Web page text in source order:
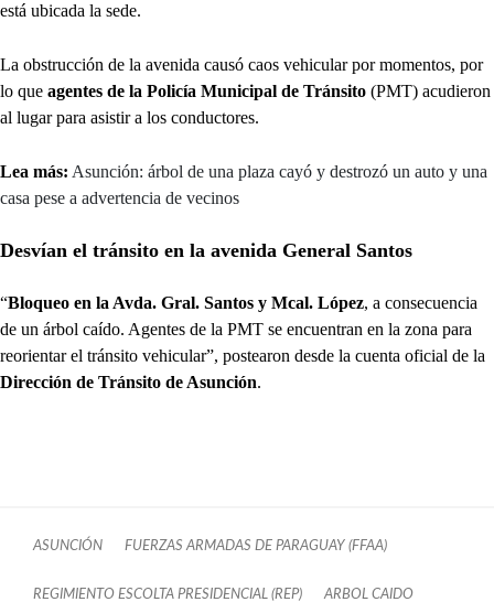
está ubicada la sede.
La obstrucción de la avenida causó caos vehicular por momentos, por
lo que agentes de la Policía Municipal de Tránsito (PMT) acudieron
al lugar para asistir a los conductores.
Lea más: Asunción: árbol de una plaza cayó y destrozó un auto y una
casa pese a advertencia de vecinos
Desvían el tránsito en la avenida General Santos
“Bloqueo en la Avda. Gral. Santos y Mcal. López, a consecuencia
de un árbol caído. Agentes de la PMT se encuentran en la zona para
reorientar el tránsito vehicular”, postearon desde la cuenta oficial de la
Dirección de Tránsito de Asunción.
ASUNCIÓN FUERZAS ARMADAS DE PARAGUAY (FFAA)
REGIMIENTO ESCOLTA PRESIDENCIAL (REP) ARBOL CAIDO